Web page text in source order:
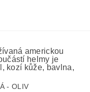
americkou
helmy je
kozí kůže, bavlna,
- OLIV